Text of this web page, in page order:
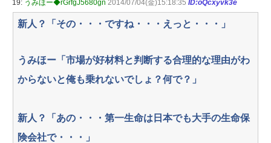
19: うみほー◆rGrfgJ5680gn 2014/07/04(金)15:18:35 ID:oQcxyvk3e
新人？「その・・・ですね・・・えっと・・・」
うみほー「市場が好材料と判断する合理的な理由がわ
からないと俺も乗れないでしょ？何で？」
新人？「あの・・・第一生命は日本でも大手の生命保
険会社で・・・」